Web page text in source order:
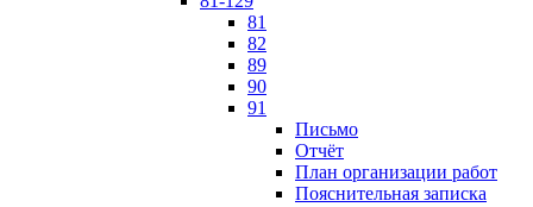
81
82
89
90
91
Письмо
Отчёт
План организации работ
Пояснительная записка